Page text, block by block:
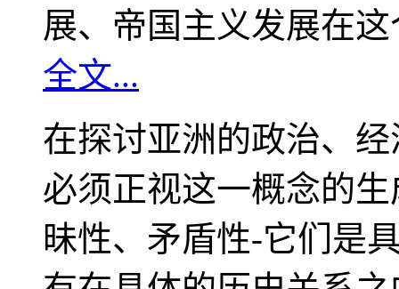
展、帝国主义发展在
全文...
在探讨亚洲的政治、
必须正视这一概念的
昧性、矛盾性-它们是